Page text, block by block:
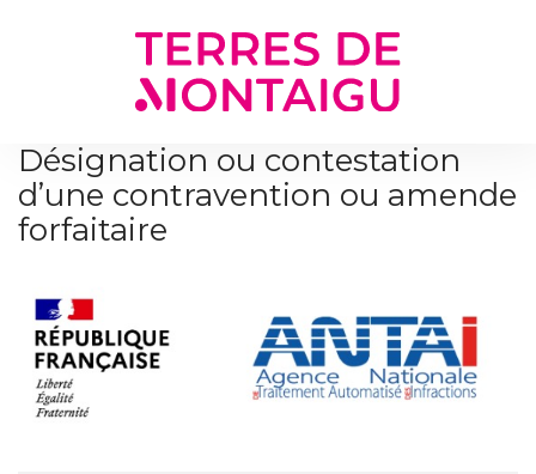
Désignation ou contestation
d’une contravention ou amende
forfaitaire